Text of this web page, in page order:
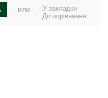
- или -
У закладки
До порівняння